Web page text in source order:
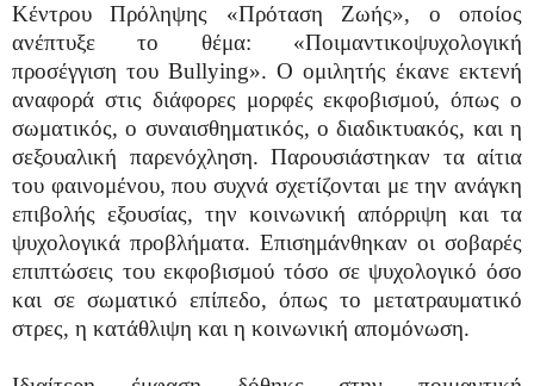
Κέντρου Πρόληψης «Πρόταση Ζωής», ο οποίος
ανέπτυξε το θέμα: «Ποιμαντικοψυχολογική
προσέγγιση του Bullying». Ο ομιλητής έκανε εκτενή
αναφορά στις διάφορες μορφές εκφοβισμού, όπως ο
σωματικός, ο συναισθηματικός, ο διαδικτυακός, και η
σεξουαλική παρενόχληση. Παρουσιάστηκαν τα αίτια
του φαινομένου, που συχνά σχετίζονται με την ανάγκη
επιβολής εξουσίας, την κοινωνική απόρριψη και τα
ψυχολογικά προβλήματα. Επισημάνθηκαν οι σοβαρές
επιπτώσεις του εκφοβισμού τόσο σε ψυχολογικό όσο
και σε σωματικό επίπεδο, όπως το μετατραυματικό
στρες, η κατάθλιψη και η κοινωνική απομόνωση.